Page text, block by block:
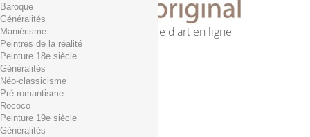
Première librairie d'art en ligne
Panier (vide)
Aucun produit
0,01€ dès 29€ d'achat
0,00 € Total
Commander
Baroque
Généralités
Maniérisme
Peintres de la réalité
Peinture 18e siècle
Généralités
Néo-classicisme
Pré-romantisme
Rococo
Peinture 19e siècle
Généralités